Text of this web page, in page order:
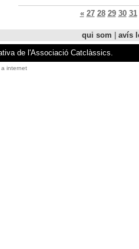
« 27 28 29 30 31
qui som
avís
de l'Associació Catclàssics.
a internet